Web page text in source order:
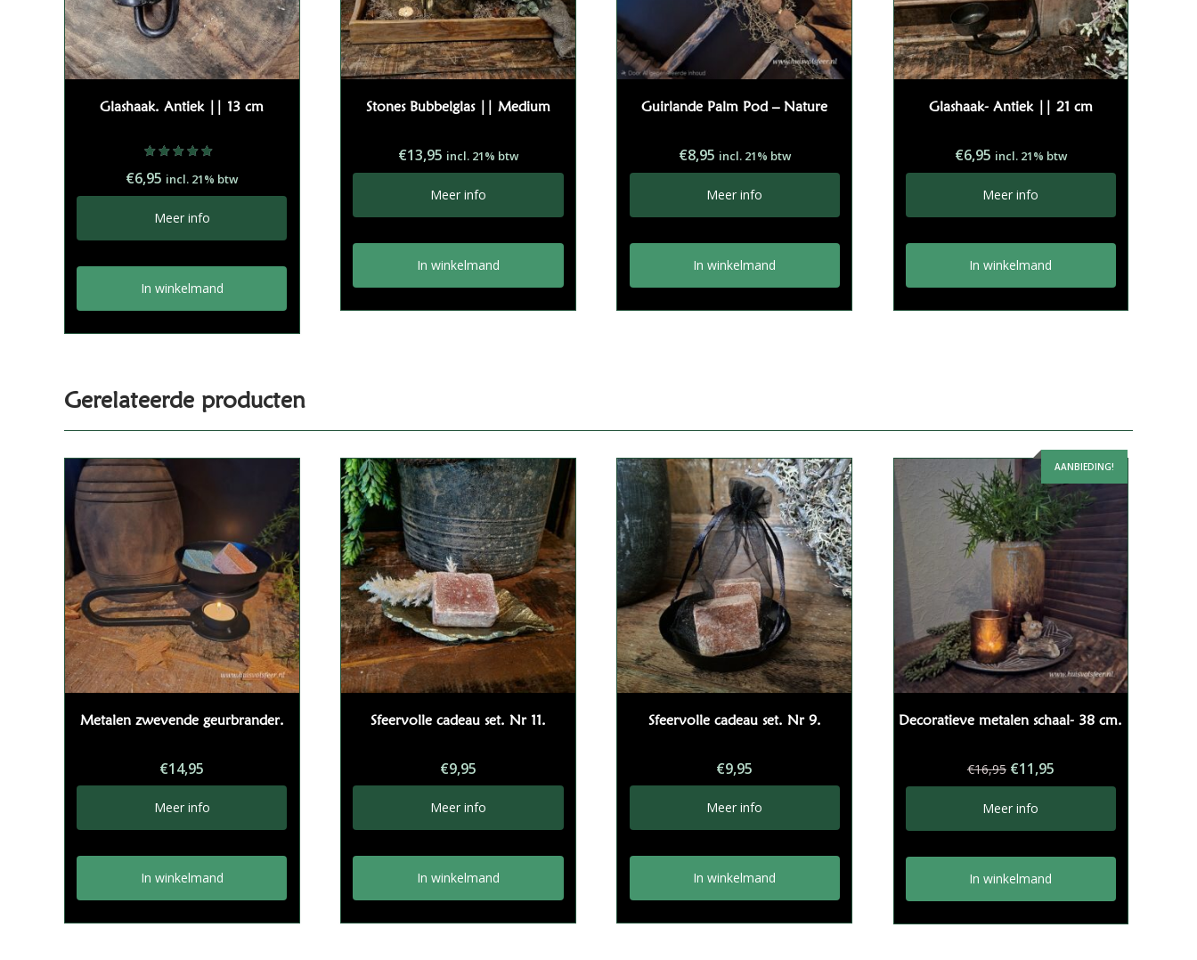
Glashaak. Antiek || 13 cm
5.00
€6,95 incl. 21% btw
Meer info
In winkelmand
Stones Bubbelglas || Medium
€13,95 incl. 21% btw
Meer info
In winkelmand
Guirlande Palm Pod – Nature
€8,95 incl. 21% btw
Meer info
In winkelmand
Glashaak- Antiek || 21 cm
€6,95 incl. 21% btw
Meer info
In winkelmand
Gerelateerde producten
Metalen zwevende geurbrander.
€14,95
Meer info
In winkelmand
Sfeervolle cadeau set. Nr 11.
€9,95
Meer info
In winkelmand
Sfeervolle cadeau set. Nr 9.
€9,95
Meer info
In winkelmand
AANBIEDING!
Decoratieve metalen schaal- 38 cm.
€16,95 Oorspronkelijke
prijs
was:
€16,95.
€11,95Huidige
prijs
€11,95.
Meer info
In winkelmand